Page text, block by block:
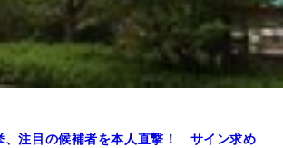
、注目の候補者を本人直撃！ サイン求め